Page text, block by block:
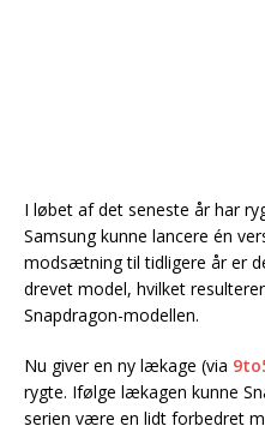
I løbet af det seneste år har
Samsung kunne lancere én
modsætning til tidligere år er
drevet model, hvilket
Snapdragon-modellen.
Nu giver en ny lækage (via
rygte. Ifølge lækagen kunne
serien være en lidt forbedret